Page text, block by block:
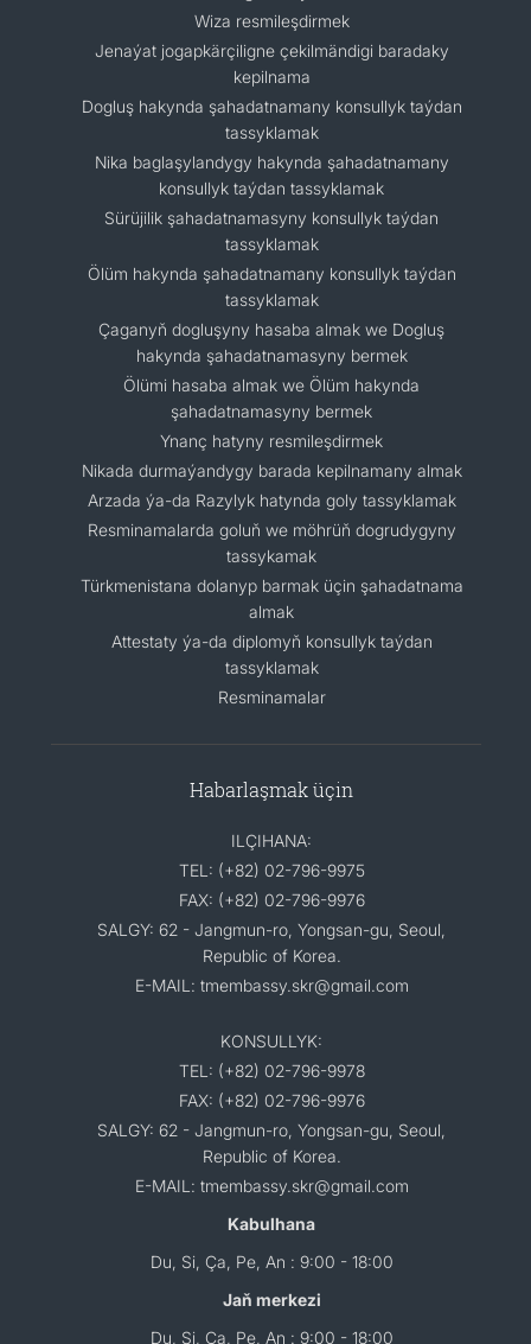
Wiza resmileşdirmek
Jenaýat jogapkärçiligne çekilmändigi baradaky
kepilnama
Dogluş hakynda şahadatnamany konsullyk taýdan
tassyklamak
Nika baglaşylandygy hakynda şahadatnamany
konsullyk taýdan tassyklamak
Sürüjilik şahadatnamasyny konsullyk taýdan
tassyklamak
Ölüm hakynda şahadatnamany konsullyk taýdan
tassyklamak
Çaganyň dogluşyny hasaba almak we Dogluş
hakynda şahadatnamasyny bermek
Ölümi hasaba almak we Ölüm hakynda
şahadatnamasyny bermek
Ynanç hatyny resmileşdirmek
Nikada durmaýandygy barada kepilnamany almak
Arzada ýa-da Razylyk hatynda goly tassyklamak
Resminamalarda goluň we möhrüň dogrudygyny
tassykamak
Türkmenistana dolanyp barmak üçin şahadatnama
almak
Attestaty ýa-da diplomyň konsullyk taýdan
tassyklamak
Resminamalar
Habarlaşmak üçin
ILÇIHANA:
TEL: (+82) 02-796-9975
FAX: (+82) 02-796-9976
SALGY: 62 - Jangmun-ro, Yongsan-gu, Seoul,
Republic of Korea.
E-MAIL: tmembassy.skr@gmail.com
KONSULLYK:
TEL: (+82) 02-796-9978
FAX: (+82) 02-796-9976
SALGY: 62 - Jangmun-ro, Yongsan-gu, Seoul,
Republic of Korea.
E-MAIL: tmembassy.skr@gmail.com
Kabulhana
Du, Si, Ça, Pe, An : 9:00 - 18:00
Jaň merkezi
Du, Si, Ça, Pe, An : 9:00 - 18:00